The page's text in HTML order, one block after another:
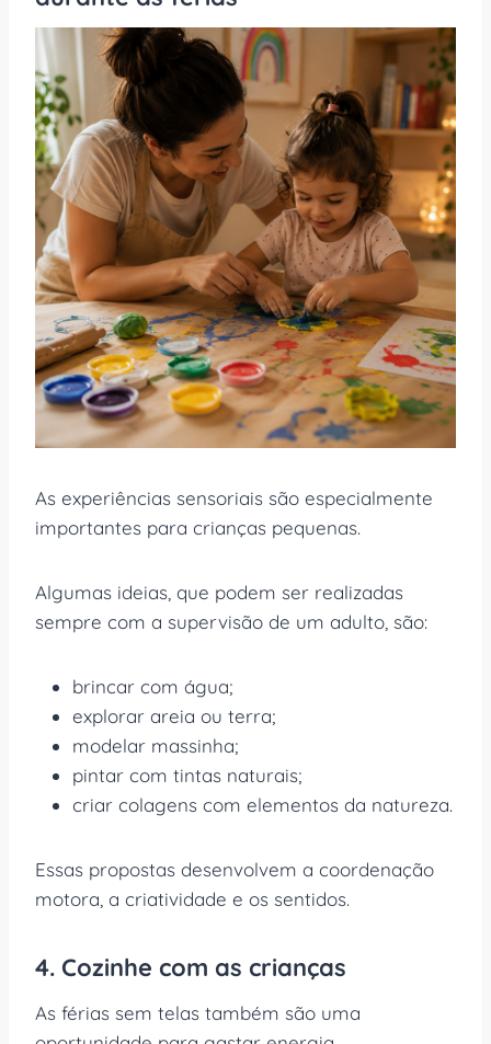
As experiências sensoriais são especialmente
importantes para crianças pequenas.
Algumas ideias, que podem ser realizadas
sempre com a supervisão de um adulto, são:
brincar com água;
explorar areia ou terra;
modelar massinha;
pintar com tintas naturais;
criar colagens com elementos da natureza.
Essas propostas desenvolvem a coordenação
motora, a criatividade e os sentidos.
4. Cozinhe com as crianças
As férias sem telas também são uma